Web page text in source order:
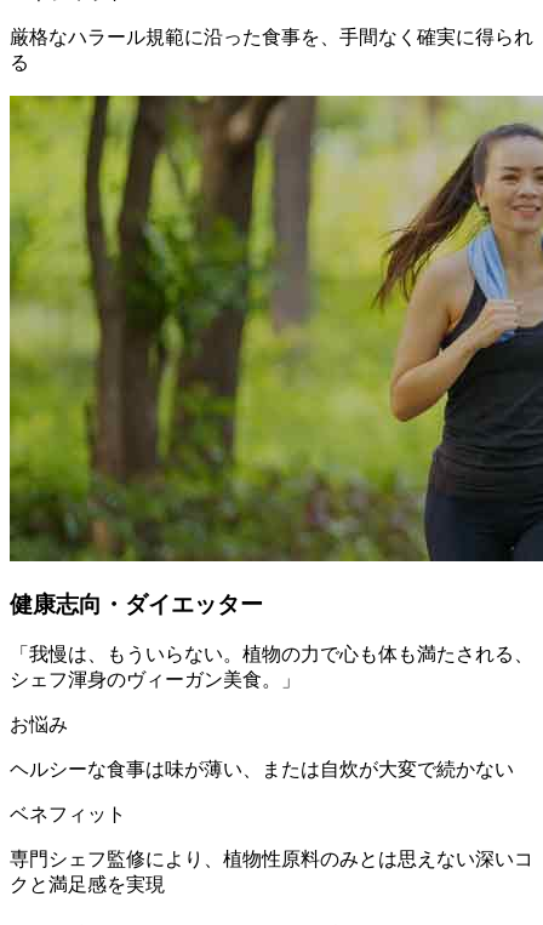
厳格なハラール規範に沿った食事を、手間なく確実に得られ
る
健康志向・ダイエッター
「 我慢は、もういらない。植物の力で心も体も満たされる、
シェフ渾身のヴィーガン美食。
」
お悩み
ヘルシーな食事は味が薄い、または自炊が大変で続かない
ベネフィット
専門シェフ監修により、植物性原料のみとは思えない深いコ
クと満足感を実現